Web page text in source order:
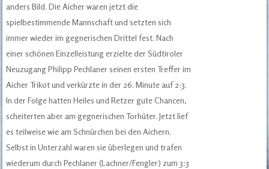
anders Bild. Die Aicher waren jetzt die
spielbestimmende Mannschaft und setzten sich
immer wieder im gegnerischen Drittel fest. Nach
einer schönen Einzelleistung erzielte der Südtiroler
Neuzugang Philipp Pechlaner seinen ersten Treffer im
Aicher Trikot und verkürzte in der 26. Minute auf 2:3.
In der Folge hatten Heiles und Retzer gute Chancen,
scheiterten aber am gegnerischen Torhüter. Jetzt lief
es teilweise wie am Schnürchen bei den Aichern.
Selbst in Unterzahl waren sie überlegen und trafen
wiederum durch Pechlaner (Lachner/Fengler) zum 3:3